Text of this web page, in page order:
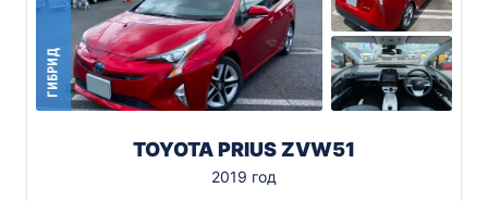
ГИБРИД
TOYOTA PRIUS ZVW51
2019 год